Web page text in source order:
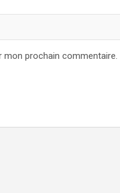
mon prochain commentaire.